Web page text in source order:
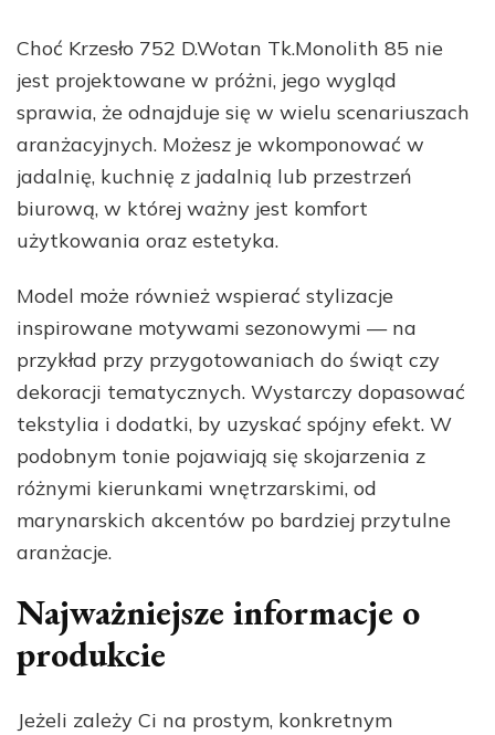
Choć Krzesło 752 D.Wotan Tk.Monolith 85 nie
jest projektowane w próżni, jego wygląd
sprawia, że odnajduje się w wielu scenariuszach
aranżacyjnych. Możesz je wkomponować w
jadalnię, kuchnię z jadalnią lub przestrzeń
biurową, w której ważny jest komfort
użytkowania oraz estetyka.
Model może również wspierać stylizacje
inspirowane motywami sezonowymi — na
przykład przy przygotowaniach do świąt czy
dekoracji tematycznych. Wystarczy dopasować
tekstylia i dodatki, by uzyskać spójny efekt. W
podobnym tonie pojawiają się skojarzenia z
różnymi kierunkami wnętrzarskimi, od
marynarskich akcentów po bardziej przytulne
aranżacje.
Najważniejsze informacje o
produkcie
Jeżeli zależy Ci na prostym, konkretnym